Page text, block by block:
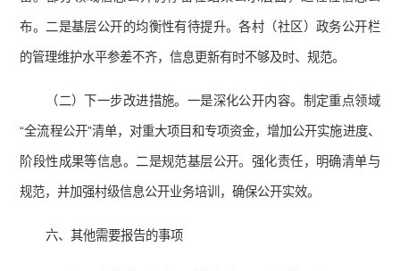
布。二是基层公开的均衡性有待提升。各村（社区）政务公开栏
的管理维护水平参差不齐，信息更新有时不够及时、规范。
（二）下一步改进措施。一是深化公开内容。制定重点领域
“全流程公开”清单，对重大项目和专项资金，增加公开实施进度、
阶段性成果等信息。二是规范基层公开。强化责任，明确清单与
规范，并加强村级信息公开业务培训，确保公开实效。
六、其他需要报告的事项